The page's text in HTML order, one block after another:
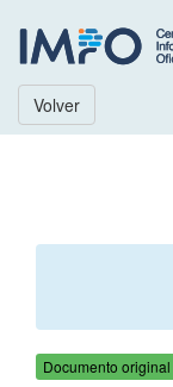
Volver
Documento original